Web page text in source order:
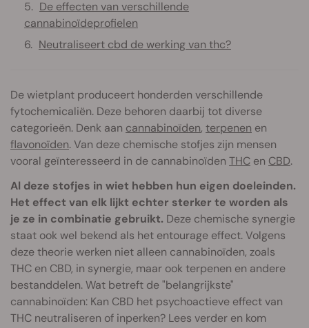
De effecten van verschillende
cannabinoïdeprofielen
Neutraliseert cbd de werking van thc?
De wietplant produceert honderden verschillende
fytochemicaliën. Deze behoren daarbij tot diverse
categorieën. Denk aan cannabinoïden, terpenen en
flavonoïden. Van deze chemische stofjes zijn mensen
vooral geïnteresseerd in de cannabinoïden THC en CBD.
Al deze stofjes in wiet hebben hun eigen doeleinden.
Het effect van elk lijkt echter sterker te worden als
je ze in combinatie gebruikt. Deze chemische synergie
staat ook wel bekend als het entourage effect. Volgens
deze theorie werken niet alleen cannabinoïden, zoals
THC en CBD, in synergie, maar ook terpenen en andere
bestanddelen. Wat betreft de "belangrijkste"
cannabinoïden: Kan CBD het psychoactieve effect van
THC neutraliseren of inperken? Lees verder en kom